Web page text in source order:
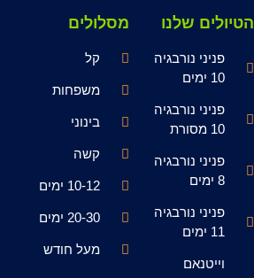
הטיולים שלנו
פניני נורבגיה
10 ימים
פניני נורבגיה
10 מסורת
פניני נורבגיה
8 ימים
פניני נורבגיה
11 ימים
וייטנאם
מסלולים
קל
משפחות
בינוני
קשה
10-12 ימים
20-30 ימים
מעל חודש